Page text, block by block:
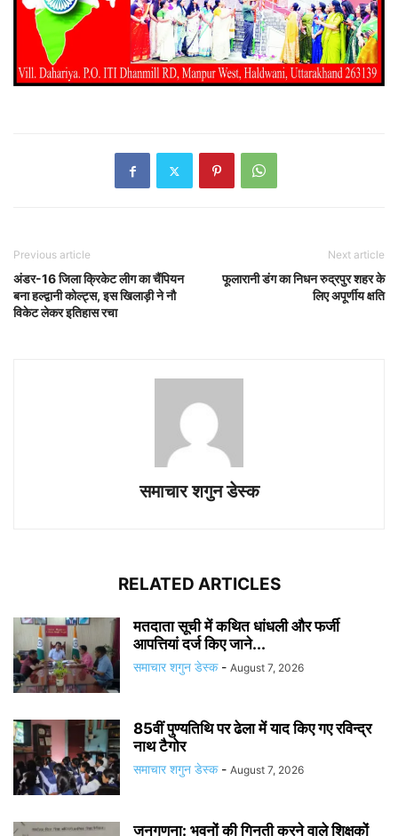
Previous article
अंडर-16 जिला क्रिकेट लीग का चैंपियन
बना हल्द्वानी कोल्ट्स, इस खिलाड़ी ने नौ
विकेट लेकर इतिहास रचा
Next article
फूलारानी डंग का निधन रुद्रपुर शहर के
लिए अपूर्णीय क्षति
समाचार शगुन डेस्क
RELATED ARTICLES
मतदाता सूची में कथित धांधली और फर्जी
आपत्तियां दर्ज किए जाने...
समाचार शगुन डेस्क - August 7, 2026
85वीं पुण्यतिथि पर ढेला में याद किए गए रविन्द्र
नाथ टैगोर
समाचार शगुन डेस्क - August 7, 2026
जनगणना: भवनों की गिनती करने वाले शिक्षकों